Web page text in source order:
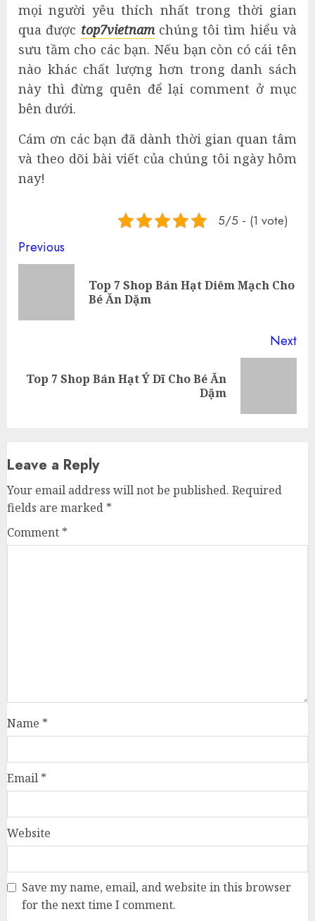
mọi người yêu thích nhất trong thời gian
qua được top7vietnamchúng tôi tìm hiểu và
sưu tầm cho các bạn. Nếu bạn còn có cái tên
nào khác chất lượng hơn trong danh sách
này thì đừng quên để lại comment ở mục
bên dưới.
Cám ơn các bạn đã dành thời gian quan tâm
và theo dõi bài viết của chúng tôi ngày hôm
nay!
5/5 - (1 vote)
Continue
Reading
Previous
Top 7 Shop Bán Hạt Diêm Mạch Cho
Bé Ăn Dặm
Next
Next
Top 7 Shop Bán Hạt Ý Dĩ Cho Bé Ăn
Dặm
Leave a Reply
Your email address will not be published. Required
fields are marked *
Comment *
Name *
Email *
Website
Save my name, email, and website in this browser
for the next time I comment.